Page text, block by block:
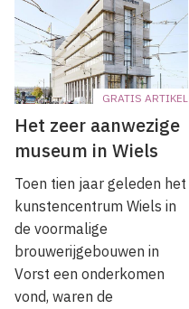
GRATIS ARTIKEL
Het zeer aanwezige
museum in Wiels
Toen tien jaar geleden het
kunstencentrum Wiels in
de voormalige
brouwerijgebouwen in
Vorst een onderkomen
vond, waren de